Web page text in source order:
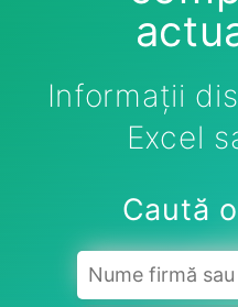
Informații
Excel
Caută